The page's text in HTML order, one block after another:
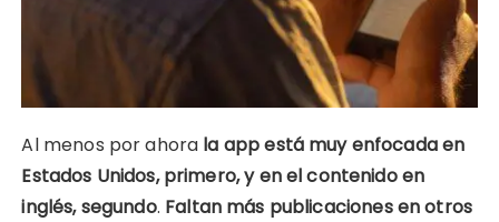
Al menos por ahora la app está muy enfocada en
Estados Unidos, primero, y en el contenido en
inglés, segundo. Faltan más publicaciones en otros